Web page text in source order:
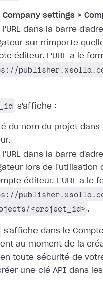
Company settings >
l'URL dans la barre
sur n'importe
éditeur. L'URL a le
s'affiche :
du nom du projet dans
l'URL dans la barre
lors de l'utilisation
éditeur. L'URL a le
<project_id> .
s'affiche dans le
au moment de la
toute sécurité de
une clé API dans